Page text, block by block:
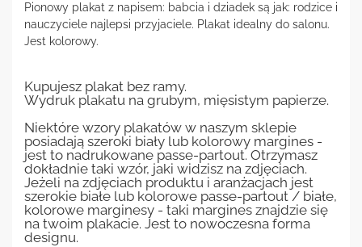
Pionowy plakat z napisem: babcia i dziadek są jak: rodzice i
nauczyciele najlepsi przyjaciele. Plakat idealny do salonu.
Jest kolorowy.
Kupujesz plakat bez ramy.
Wydruk plakatu na grubym, mięsistym papierze.
Niektóre wzory plakatów w naszym sklepie
posiadają szeroki biały lub kolorowy margines -
jest to nadrukowane passe-partout. Otrzymasz
dokładnie taki wzór, jaki widzisz na zdjęciach.
Jeżeli na zdjęciach produktu i aranżacjach jest
szerokie białe lub kolorowe passe-partout / białe,
kolorowe marginesy - taki margines znajdzie się
na twoim plakacie. Jest to nowoczesna forma
designu.